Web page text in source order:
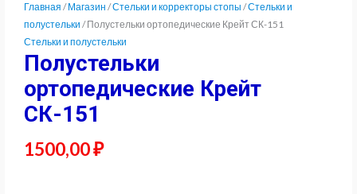
Главная /Магазин /Стельки и корректоры стопы /Стельки и
полустельки / Полустельки ортопедические Крейт СК-151
Стельки и полустельки
Полустельки
ортопедические Крейт
СК-151
1500,00₽